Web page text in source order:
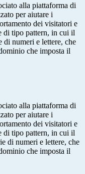
alla piattaforma di
per aiutare i
dei visitatori e
di tipo pattern, in cui il
di numeri e lettere, che
che imposta il
alla piattaforma di
per aiutare i
dei visitatori e
di tipo pattern, in cui il
di numeri e lettere, che
che imposta il